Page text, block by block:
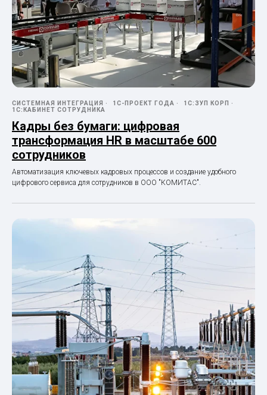
СИСТЕМНАЯ ИНТЕГРАЦИЯ 1С-ПРОЕКТ ГОДА
1С:ЗУП КОРП
1С:КАБИНЕТ СОТРУДНИКА
Кадры без бумаги: цифровая
трансформация HR в масштабе 600
сотрудников
Автоматизация ключевых кадровых процессов и создание удобного
цифрового сервиса для сотрудников в ООО "КОМИТАС".